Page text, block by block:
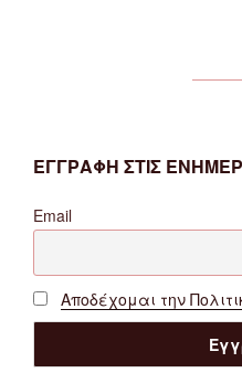
ΕΓΓΡΑΦΗ ΣΤΙΣ
Email
Αποδέχομαι την